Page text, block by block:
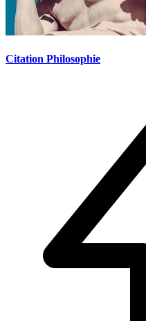
Citation Philosophie